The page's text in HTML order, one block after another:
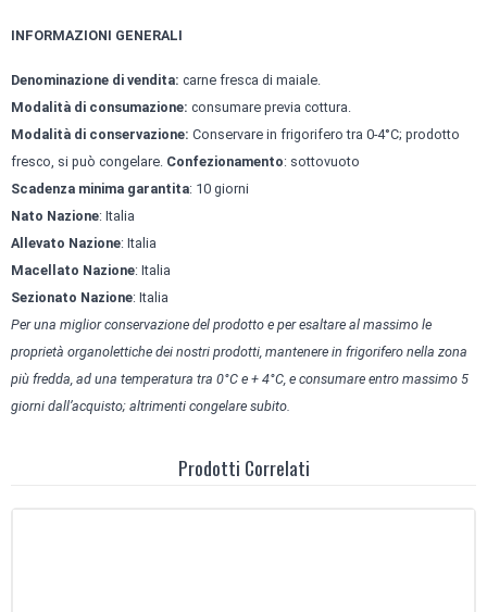
INFORMAZIONI GENERALI
Denominazione di vendita: carne fresca di maiale.
Modalità di consumazione: consumare previa cottura.
Modalità di conservazione: Conservare in frigorifero tra 0-4°C; prodotto
fresco, si può congelare. Confezionamento: sottovuoto
Scadenza minima garantita: 10 giorni
Nato Nazione: Italia
Allevato Nazione: Italia
Macellato Nazione: Italia
Sezionato Nazione: Italia
Per una miglior conservazione del prodotto e per esaltare al massimo le
proprietà organolettiche dei nostri prodotti, mantenere in frigorifero nella zona
più fredda, ad una temperatura tra 0°C e + 4°C, e consumare entro massimo 5
giorni dall’acquisto; altrimenti congelare subito.
Prodotti Correlati